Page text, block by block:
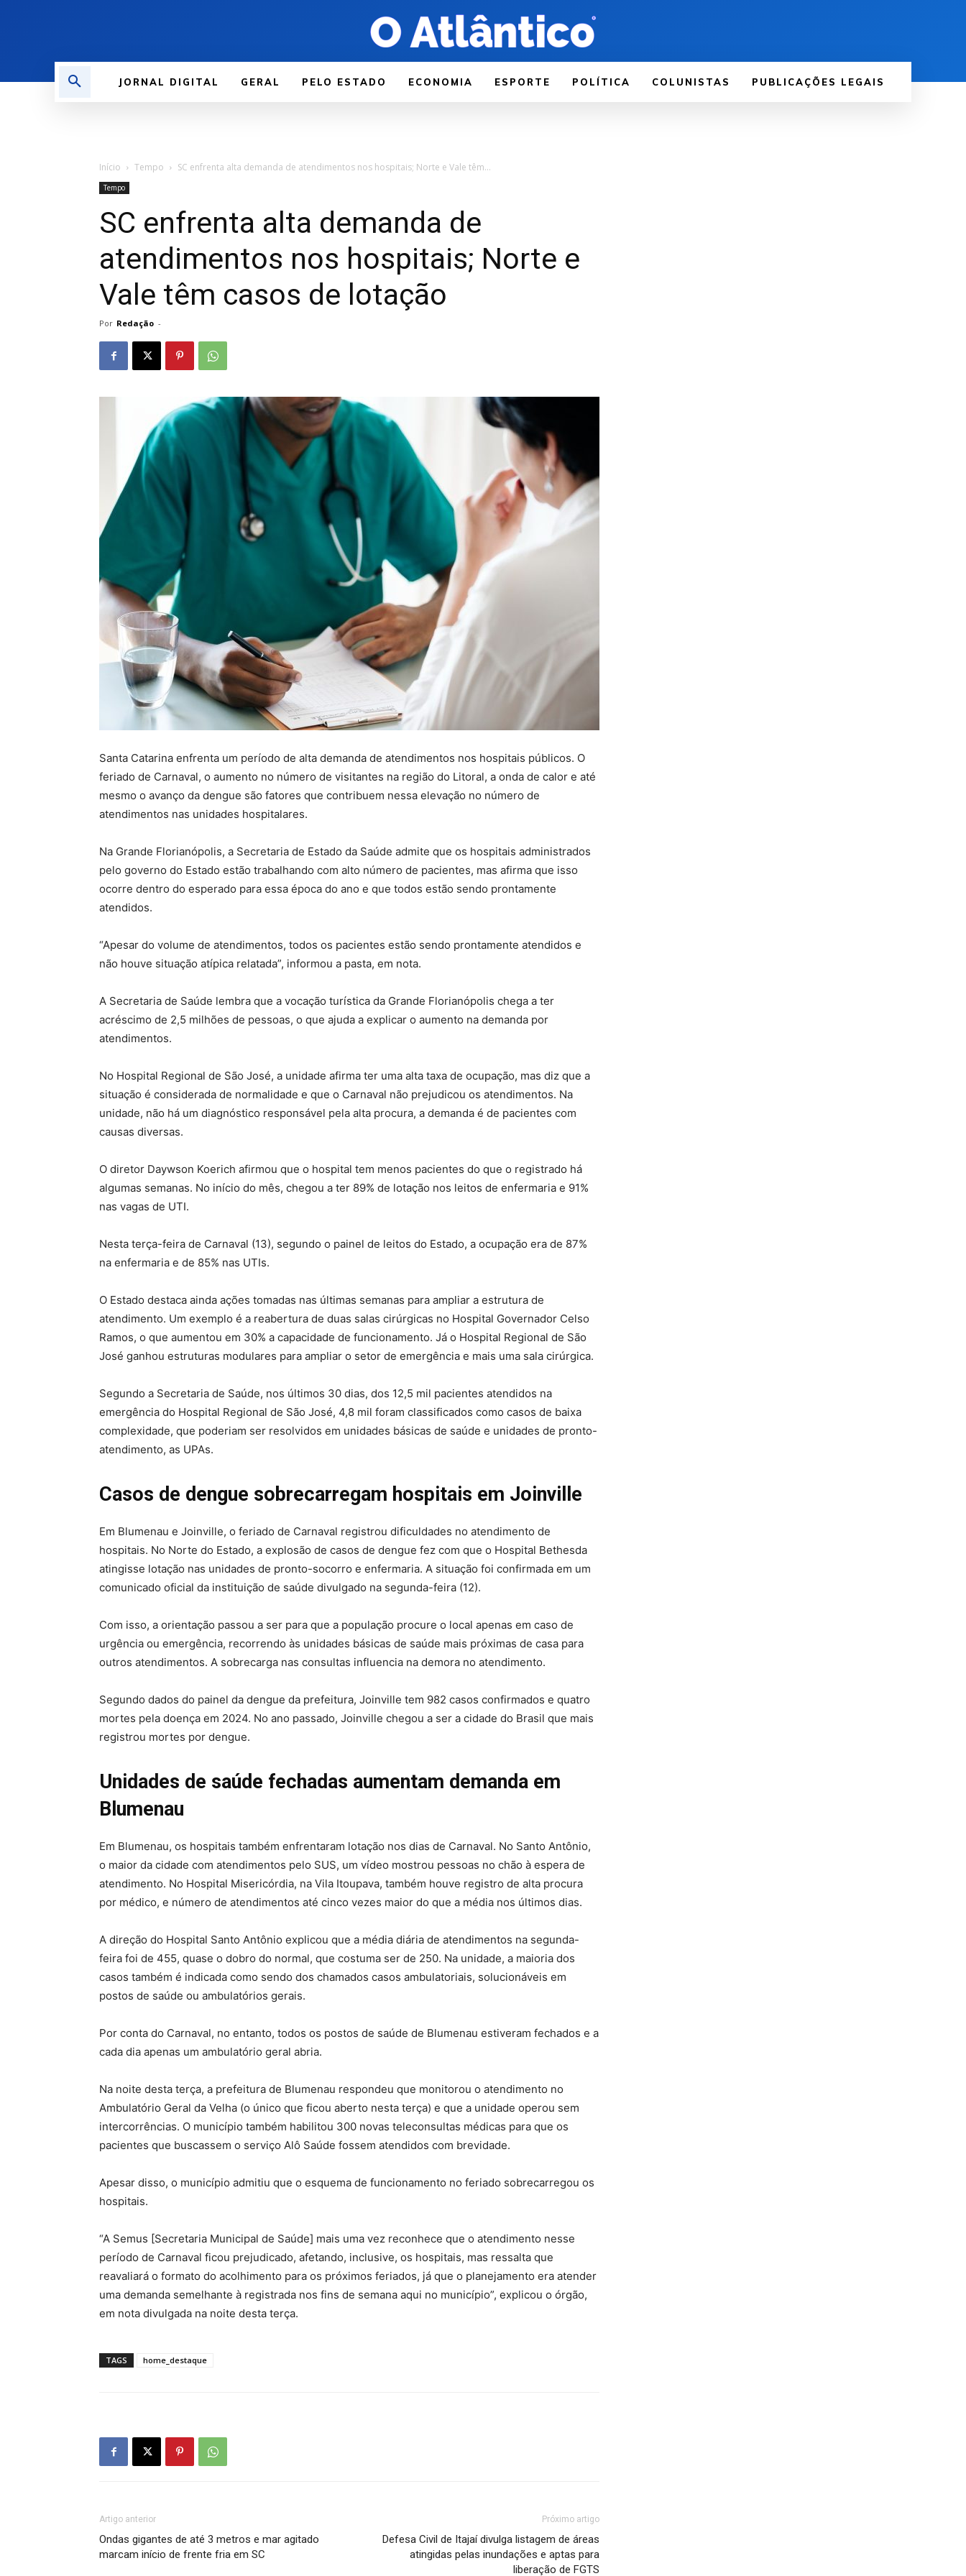
JORNAL DIGITAL GERAL PELO ESTADO ECONOMIA ESPORTE POLÍTICA COLUNISTAS PUBLICAÇÕES LEGAIS
Início Tempo SC enfrenta alta demanda de atendimentos nos hospitais; Norte e Vale têm...
Tempo
SC enfrenta alta demanda de
atendimentos nos hospitais; Norte e
Vale têm casos de lotação
Por Redação -
Santa Catarina enfrenta um período de alta demanda de atendimentos nos hospitais públicos. O
feriado de Carnaval, o aumento no número de visitantes na região do Litoral, a onda de calor e até
mesmo o avanço da dengue são fatores que contribuem nessa elevação no número de
atendimentos nas unidades hospitalares.
Na Grande Florianópolis, a Secretaria de Estado da Saúde admite que os hospitais administrados
pelo governo do Estado estão trabalhando com alto número de pacientes, mas afirma que isso
ocorre dentro do esperado para essa época do ano e que todos estão sendo prontamente
atendidos.
“Apesar do volume de atendimentos, todos os pacientes estão sendo prontamente atendidos e
não houve situação atípica relatada”, informou a pasta, em nota.
A Secretaria de Saúde lembra que a vocação turística da Grande Florianópolis chega a ter
acréscimo de 2,5 milhões de pessoas, o que ajuda a explicar o aumento na demanda por
atendimentos.
No Hospital Regional de São José, a unidade afirma ter uma alta taxa de ocupação, mas diz que a
situação é considerada de normalidade e que o Carnaval não prejudicou os atendimentos. Na
unidade, não há um diagnóstico responsável pela alta procura, a demanda é de pacientes com
causas diversas.
O diretor Daywson Koerich afirmou que o hospital tem menos pacientes do que o registrado há
algumas semanas. No início do mês, chegou a ter 89% de lotação nos leitos de enfermaria e 91%
nas vagas de UTI.
Nesta terça-feira de Carnaval (13), segundo o painel de leitos do Estado, a ocupação era de 87%
na enfermaria e de 85% nas UTIs.
O Estado destaca ainda ações tomadas nas últimas semanas para ampliar a estrutura de
atendimento. Um exemplo é a reabertura de duas salas cirúrgicas no Hospital Governador Celso
Ramos, o que aumentou em 30% a capacidade de funcionamento. Já o Hospital Regional de São
José ganhou estruturas modulares para ampliar o setor de emergência e mais uma sala cirúrgica.
Segundo a Secretaria de Saúde, nos últimos 30 dias, dos 12,5 mil pacientes atendidos na
emergência do Hospital Regional de São José, 4,8 mil foram classificados como casos de baixa
complexidade, que poderiam ser resolvidos em unidades básicas de saúde e unidades de pronto-
atendimento, as UPAs.
Casos de dengue sobrecarregam hospitais em Joinville
Em Blumenau e Joinville, o feriado de Carnaval registrou dificuldades no atendimento de
hospitais. No Norte do Estado, a explosão de casos de dengue fez com que o Hospital Bethesda
atingisse lotação nas unidades de pronto-socorro e enfermaria. A situação foi confirmada em um
comunicado oficial da instituição de saúde divulgado na segunda-feira (12).
Com isso, a orientação passou a ser para que a população procure o local apenas em caso de
urgência ou emergência, recorrendo às unidades básicas de saúde mais próximas de casa para
outros atendimentos. A sobrecarga nas consultas influencia na demora no atendimento.
Segundo dados do painel da dengue da prefeitura, Joinville tem 982 casos confirmados e quatro
mortes pela doença em 2024. No ano passado, Joinville chegou a ser a cidade do Brasil que mais
registrou mortes por dengue.
Unidades de saúde fechadas aumentam demanda em
Blumenau
Em Blumenau, os hospitais também enfrentaram lotação nos dias de Carnaval. No Santo Antônio,
o maior da cidade com atendimentos pelo SUS, um vídeo mostrou pessoas no chão à espera de
atendimento. No Hospital Misericórdia, na Vila Itoupava, também houve registro de alta procura
por médico, e número de atendimentos até cinco vezes maior do que a média nos últimos dias.
A direção do Hospital Santo Antônio explicou que a média diária de atendimentos na segunda-
feira foi de 455, quase o dobro do normal, que costuma ser de 250. Na unidade, a maioria dos
casos também é indicada como sendo dos chamados casos ambulatoriais, solucionáveis em
postos de saúde ou ambulatórios gerais.
Por conta do Carnaval, no entanto, todos os postos de saúde de Blumenau estiveram fechados e a
cada dia apenas um ambulatório geral abria.
Na noite desta terça, a prefeitura de Blumenau respondeu que monitorou o atendimento no
Ambulatório Geral da Velha (o único que ficou aberto nesta terça) e que a unidade operou sem
intercorrências. O município também habilitou 300 novas teleconsultas médicas para que os
pacientes que buscassem o serviço Alô Saúde fossem atendidos com brevidade.
Apesar disso, o município admitiu que o esquema de funcionamento no feriado sobrecarregou os
hospitais.
“A Semus [Secretaria Municipal de Saúde] mais uma vez reconhece que o atendimento nesse
período de Carnaval ficou prejudicado, afetando, inclusive, os hospitais, mas ressalta que
reavaliará o formato do acolhimento para os próximos feriados, já que o planejamento era atender
uma demanda semelhante à registrada nos fins de semana aqui no município”, explicou o órgão,
em nota divulgada na noite desta terça.
TAGS home_destaque
Artigo anterior
Ondas gigantes de até 3 metros e mar agitado
marcam início de frente fria em SC
Próximo artigo
Defesa Civil de Itajaí divulga listagem de áreas
atingidas pelas inundações e aptas para
liberação de FGTS